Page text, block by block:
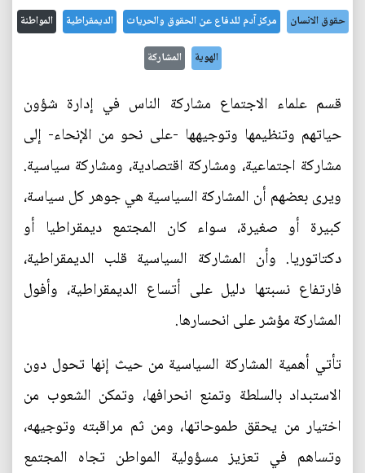
حقوق الانسان مركز آدم للدفاع عن الحقوق والحريات الديمقراطية المواطنة
الهوية المشاركة
قسم علماء الاجتماع مشاركة الناس في إدارة شؤون
حياتهم وتنظيمها وتوجيهها -على نحو من الإنحاء- إلى
مشاركة اجتماعية، ومشاركة اقتصادية، ومشاركة سياسية.
ويرى بعضهم أن المشاركة السياسية هي جوهر كل سياسة،
كبيرة أو صغيرة، سواء كان المجتمع ديمقراطيا أو
دكتاتوريا. وأن المشاركة السياسية قلب الديمقراطية،
فارتفاع نسبتها دليل على أتساع الديمقراطية، وأفول
المشاركة مؤشر على انحسارها.
تأتي أهمية المشاركة السياسية من حيث إنها تحول دون
الاستبداد بالسلطة وتمنع انحرافها، وتمكن الشعوب من
اختيار من يحقق طموحاتها، ومن ثم مراقبته وتوجيهه،
وتساهم في تعزيز مسؤولية المواطن تجاه المجتمع